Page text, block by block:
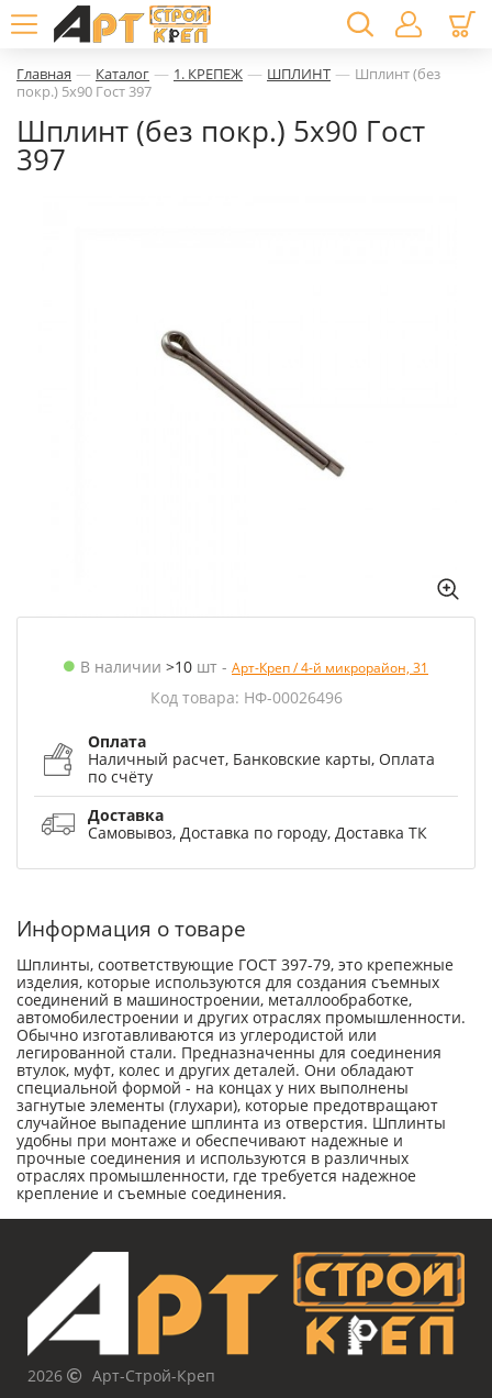
Главная — Каталог — 1. КРЕПЕЖ — ШПЛИНТ — Шплинт (без
покр.) 5х90 Гост 397
Шплинт (без покр.) 5х90 Гост
397
В наличии >10 шт - Арт-Креп / 4-й микрорайон, 31
Код товара: НФ-00026496
Оплата
Наличный расчет, Банковские карты, Оплата
по счёту
Доставка
Самовывоз, Доставка по городу, Доставка ТК
Информация о товаре
Шплинты, соответствующие ГОСТ 397-79, это крепежные
изделия, которые используются для создания съемных
соединений в машиностроении, металлообработке,
автомобилестроении и других отраслях промышленности.
Обычно изготавливаются из углеродистой или
легированной стали. Предназначенны для соединения
втулок, муфт, колес и других деталей. Они обладают
специальной формой - на концах у них выполнены
загнутые элементы (глухари), которые предотвращают
случайное выпадение шплинта из отверстия. Шплинты
удобны при монтаже и обеспечивают надежные и
прочные соединения и используются в различных
отраслях промышленности, где требуется надежное
крепление и съемные соединения.
2026
Арт-Строй-Креп